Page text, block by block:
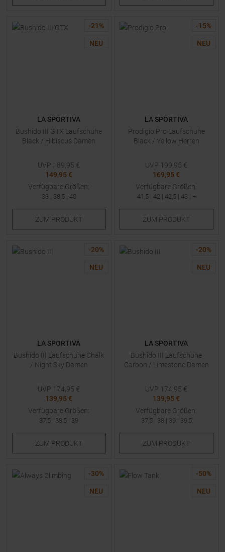
-21 %
NEU
LA SPORTIVA
Bushido III GTX Laufschuhe
Black / Hibiscus Damen
UVP 189,95 €
149,95 €
Verfügbare Größen:
38 | 38,5 | 40
ZUM PRODUKT
-15%
NEU
LA SPORTIVA
Prodigio Pro Laufschuhe
Black / Yellow Herren
UVP 199,95 €
169,95 €
Verfügbare Größen:
41,5 | 42| 42,5 | 43 | +
ZUM PRODUKT
-20%
NEU
LA SPORTIVA
Bushido III Laufschuhe Chalk
/ Night Sky Damen
UVP 174,95 €
139,95 €
Verfügbare Größen:
37,5 | 38,5 | 39
ZUM PRODUKT
-20%
NEU
LA SPORTIVA
Bushido III Laufschuhe
Carbon / Limestone Damen
UVP 174,95 €
139,95 €
Verfügbare Größen:
37,5 | 38 | 39 | 39,5
ZUM PRODUKT
-30%
NEU
-50%
NEU